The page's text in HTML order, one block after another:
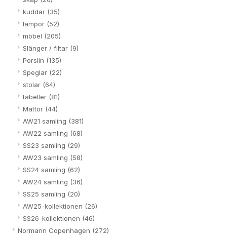
kuddar (35)
lampor (52)
möbel (205)
Slänger / filtar (9)
Porslin (135)
Speglar (22)
stolar (64)
tabeller (81)
Mattor (44)
AW21 samling (381)
AW22 samling (68)
SS23 samling (29)
AW23 samling (58)
SS24 samling (62)
AW24 samling (36)
SS25 samling (20)
AW25-kollektionen (26)
SS26-kollektionen (46)
Normann Copenhagen (272)